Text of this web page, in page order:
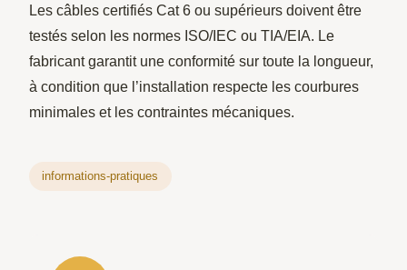
Les câbles certifiés Cat 6 ou supérieurs doivent être
testés selon les normes ISO/IEC ou TIA/EIA. Le
fabricant garantit une conformité sur toute la longueur,
à condition que l’installation respecte les courbures
minimales et les contraintes mécaniques.
informations-pratiques